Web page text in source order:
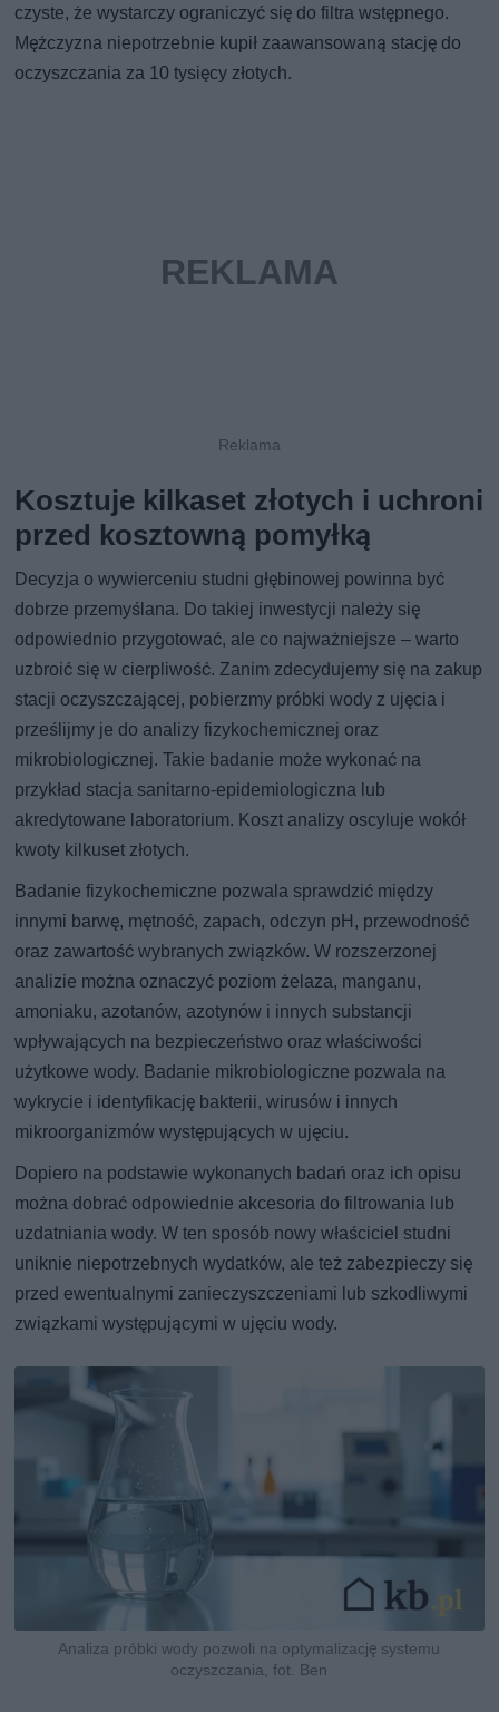
czyste, że wystarczy ograniczyć się do filtra wstępnego.
Mężczyzna niepotrzebnie kupił zaawansowaną stację do
oczyszczania za 10 tysięcy złotych.
Kosztuje kilkaset złotych i uchroni
przed kosztowną pomyłką
Decyzja o wywierceniu studni głębinowej powinna być
dobrze przemyślana. Do takiej inwestycji należy się
odpowiednio przygotować, ale co najważniejsze – warto
uzbroić się w cierpliwość. Zanim zdecydujemy się na zakup
stacji oczyszczającej, pobierzmy próbki wody z ujęcia i
prześlijmy je do analizy fizykochemicznej oraz
mikrobiologicznej. Takie badanie może wykonać na
przykład stacja sanitarno-epidemiologiczna lub
akredytowane laboratorium. Koszt analizy oscyluje wokół
kwoty kilkuset złotych.
Badanie fizykochemiczne pozwala sprawdzić między
innymi barwę, mętność, zapach, odczyn pH, przewodność
oraz zawartość wybranych związków. W rozszerzonej
analizie można oznaczyć poziom żelaza, manganu,
amoniaku, azotanów, azotynów i innych substancji
wpływających na bezpieczeństwo oraz właściwości
użytkowe wody. Badanie mikrobiologiczne pozwala na
wykrycie i identyfikację bakterii, wirusów i innych
mikroorganizmów występujących w ujęciu.
Dopiero na podstawie wykonanych badań oraz ich opisu
można dobrać odpowiednie akcesoria do filtrowania lub
uzdatniania wody. W ten sposób nowy właściciel studni
uniknie niepotrzebnych wydatków, ale też zabezpieczy się
przed ewentualnymi zanieczyszczeniami lub szkodliwymi
związkami występującymi w ujęciu wody.
Analiza próbki wody pozwoli na optymalizację systemu
oczyszczania, fot. Ben